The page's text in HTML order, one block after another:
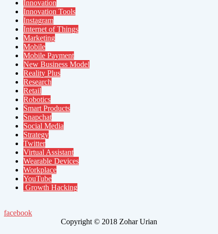
Innovation
Innovation Tools
Instagram
Internet of Things
Marketing
Mobile
Mobile Payment
New Business Model
Reality Plus
Research
Retail
Robotics
Smart Products
Snapchat
Social Media
Strategy
Twitter
Virtual Assistant
Wearable Devices
Workplace
YouTube
Growth Hacking
facebook
Copyright © 2018 Zohar Urian